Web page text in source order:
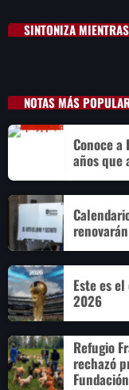
SINTONIZA
NOTAS MÁS
Conoce a
años que
Este es
2026
Refugio
rechazó